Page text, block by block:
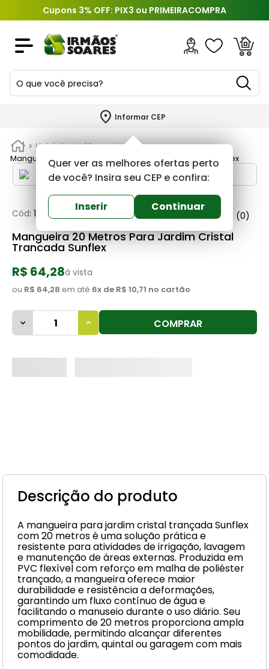
Cupons 3% OFF: PIX3 ou PRIMEIRACOMPRA
O que você precisa?
Informar CEP
Quer ver as melhores ofertas perto
de você? Insira seu CEP e confira:
Inserir Continuar
Hidráulica
Mangueiras
Mangueira 20 Metros Para Jardim Cristal Trancada Sunflex
Cód:102539 Sunflex (0)
Mangueira 20 Metros Para Jardim Cristal
Trancada Sunflex
R$ 64,28à vista
ou R$ 64,28 em até 6x de R$ 10,71 no cartão
COMPRAR
Descrição do produto
A mangueira para jardim cristal trançada Sunflex
com 20 metros é uma solução prática e
resistente para atividades de irrigação, lavagem
e manutenção de áreas externas. Produzida em
PVC flexível com reforço em malha de poliéster
trançado, a mangueira oferece maior
durabilidade e resistência a deformações,
garantindo um fluxo contínuo de água e
facilitando o manuseio durante o uso diário. Seu
comprimento de 20 metros proporciona ampla
mobilidade, permitindo alcançar diferentes
pontos do jardim, quintal ou garagem com mais
comodidade.
TERMOS MAIS BUSCADOS
2º
3º
porta
revestimento
5º
argamassa
6º
telha
cimento
10
janela